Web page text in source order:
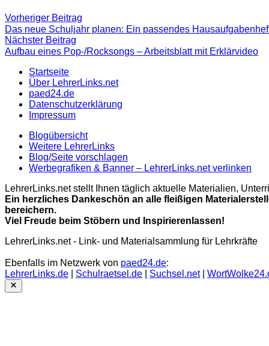
Beitragsnavigation
Vorheriger Beitrag
Beitrag:
Das neue Schuljahr planen: Ein passendes
Nächster Beitrag
Beitrag
Aufbau eines Pop-/Rocksongs – Arbeitsblatt mit Erklärvideo
Startseite
Über LehrerLinks.net
paed24.de
Datenschutzerklärung
Impressum
Blogübersicht
Weitere LehrerLinks
Blog/Seite vorschlagen
Werbegrafiken & Banner – LehrerLinks.net verlinken
LehrerLinks.net stellt Ihnen täglich aktuelle Materialien,
Ein herzliches Dankeschön an alle fleißigen
bereichern.
Viel Freude beim Stöbern und Inspirierenlassen!
LehrerLinks.net - Link- und Materialsammlung für Lehrkräfte
Ebenfalls im Netzwerk von paed24.de:
LehrerLinks.de
Schulraetsel.de Suchsel.net|
Close